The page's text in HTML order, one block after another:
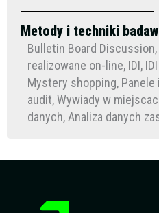
Metody i techniki
Bulletin Board Discussion,
realizowane on-line, IDI,
Mystery shopping, Panele
audit, Wywiady w
danych, Analiza danych